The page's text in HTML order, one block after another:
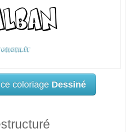
coloriage Dessiné